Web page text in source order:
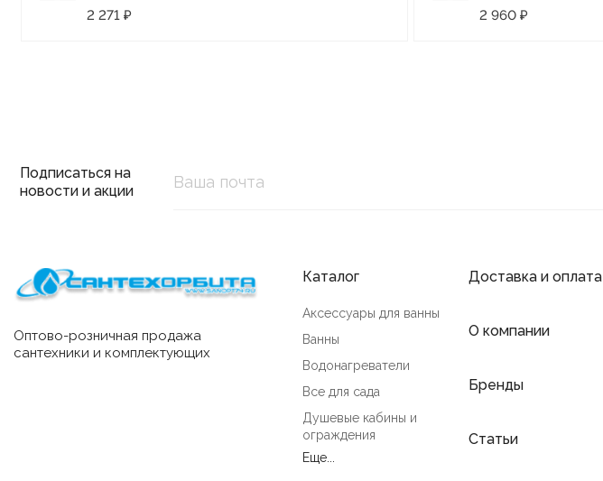
2 271 ₽ 2 960 ₽
Подписаться на
новости и акции
Оптово-розничная продажа
сантехники и комплектующих
Каталог
Аксессуары для ванны
Ванны
Водонагреватели
Все для сада
Душевые кабины и
ограждения
Еще...
Доставка и оплата
О компании
Бренды
Статьи